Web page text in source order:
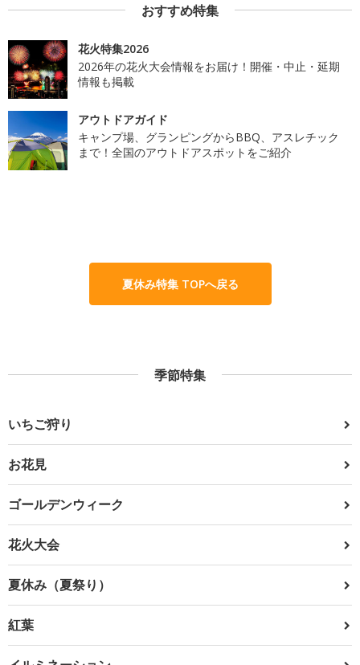
おすすめ特集
花火特集2026
2026年の花火大会情報をお届け！開催・中止・延期
情報も掲載
アウトドアガイド
キャンプ場、グランピングからBBQ、アスレチック
まで！全国のアウトドアスポットをご紹介
夏休み特集 TOPへ戻る
季節特集
いちご狩り
お花見
ゴールデンウィーク
花火大会
夏休み（夏祭り）
紅葉